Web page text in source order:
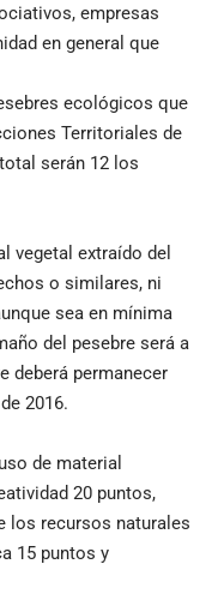
empresas
en general que
ecológicos que
Territoriales de
serán 12 los
vegetal extraído del
o similares, ni
sea en mínima
del pesebre será a
deberá permanecer
2016.
de material
20 puntos,
los recursos naturales
15 puntos y